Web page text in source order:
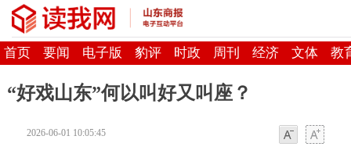
首页 要闻 电子版 豹评 时政 周刊 经济 文体 教
“好戏山东”何以叫好又叫座？
2026-06-01 10:05:45